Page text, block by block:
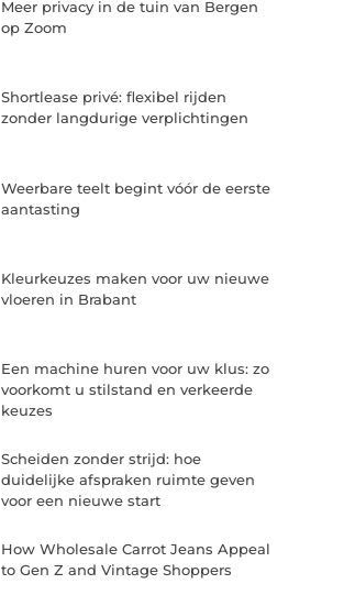
Meer privacy in de tuin van Bergen
op Zoom
Shortlease privé: flexibel rijden
zonder langdurige verplichtingen
Weerbare teelt begint vóór de eerste
aantasting
Kleurkeuzes maken voor uw nieuwe
vloeren in Brabant
Een machine huren voor uw klus: zo
voorkomt u stilstand en verkeerde
keuzes
Scheiden zonder strijd: hoe
duidelijke afspraken ruimte geven
voor een nieuwe start
How Wholesale Carrot Jeans Appeal
to Gen Z and Vintage Shoppers